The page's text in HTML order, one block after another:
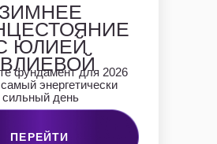
ЗИМНЕЕ
ЮЛИЕЙ
фундамент для 2026
энергетически
сильный день
ПЕРЕЙТИ